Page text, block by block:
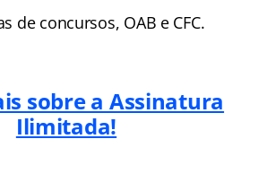
de concursos, OAB e CFC.
sobre a Assinatura
Ilimitada!